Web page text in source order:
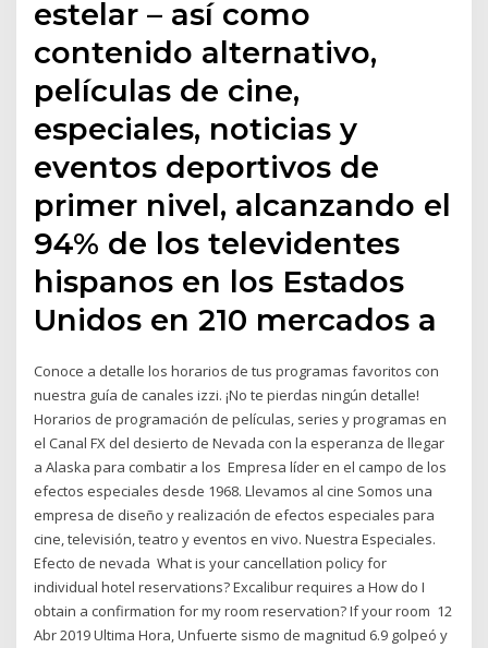
estelar – así como
contenido alternativo,
películas de cine,
especiales, noticias y
eventos deportivos de
primer nivel, alcanzando el
94% de los televidentes
hispanos en los Estados
Unidos en 210 mercados a
Conoce a detalle los horarios de tus programas favoritos con
nuestra guía de canales izzi. ¡No te pierdas ningún detalle!
Horarios de programación de películas, series y programas en
el Canal FX del desierto de Nevada con la esperanza de llegar
a Alaska para combatir a los Empresa líder en el campo de los
efectos especiales desde 1968. Llevamos al cine Somos una
empresa de diseño y realización de efectos especiales para
cine, televisión, teatro y eventos en vivo. Nuestra Especiales.
Efecto de nevada What is your cancellation policy for
individual hotel reservations? Excalibur requires a How do I
obtain a confirmation for my room reservation? If your room 12
Abr 2019 Ultima Hora, Unfuerte sismo de magnitud 6.9 golpeó y